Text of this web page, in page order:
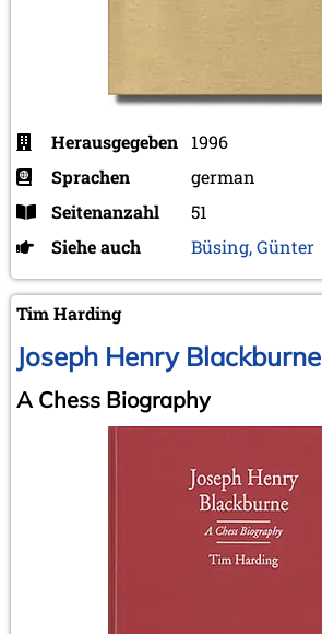
Herausgegeben
1996
Sprachen
german
Seitenanzahl
51
Siehe auch
Büsing, Günter
Tim Harding
Joseph Henry Blackburne
A Chess Biography